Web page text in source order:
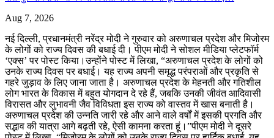
Aug 7, 2026
नई दिल्ली, प्रधानमंत्री नरेंद्र मोदी ने गुरुवार को अरुणाचल प्रदेश और मिजोरम
के लोगों को राज्य दिवस की बधाई दी। पीएम मोदी ने सोशल मीडिया प्लेटफॉर्म
‘एक्स’ पर पोस्ट किया।उन्होंने पोस्ट में लिखा, “अरुणाचल प्रदेश के लोगों को
उनके राज्य दिवस पर बधाई। यह राज्य अपनी समृद्ध परंपराओं और प्रकृति से
गहरे जुड़ाव के लिए जाना जाता है। अरुणाचल प्रदेश के मेहनती और गतिशील
लोग भारत के विकास में बहुत योगदान दे रहे हैं, जबकि उनकी जीवंत आदिवासी
विरासत और लुभावनी जैव विविधता इस राज्य को वास्तव में खास बनाती है।
अरुणाचल प्रदेश की उन्नति जारी रहे और आने वाले वर्षों में इसकी प्रगति और
सद्भाव की यात्रा आगे बढ़ती रहे, ऐसी कामना करता हूं।”पीएम मोदी ने दूसरे